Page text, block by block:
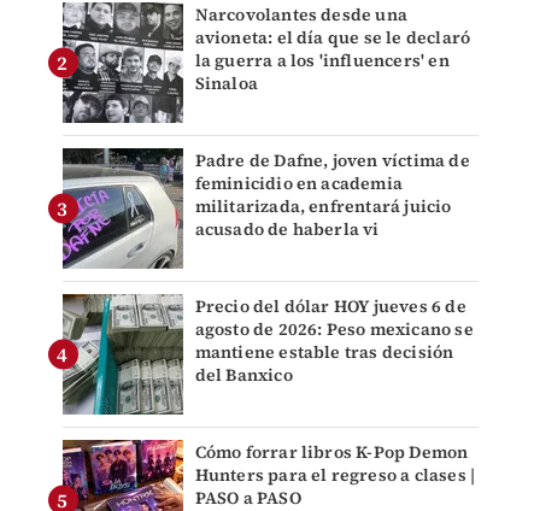
Narcovolantes desde una
avioneta: el día que se le declaró
la guerra a los 'influencers' en
Sinaloa
Padre de Dafne, joven víctima de
feminicidio en academia
militarizada, enfrentará juicio
acusado de haberla vi
Precio del dólar HOY jueves 6 de
agosto de 2026: Peso mexicano se
mantiene estable tras decisión
del Banxico
Cómo forrar libros K-Pop Demon
Hunters para el regreso a clases |
PASO a PASO